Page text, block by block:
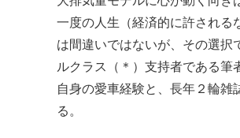
一度の人生（経済的に許され
は間違いではないが、その選択
ルクラス（＊）支持者である筆
自身の愛車経験と、長年２輪
る。